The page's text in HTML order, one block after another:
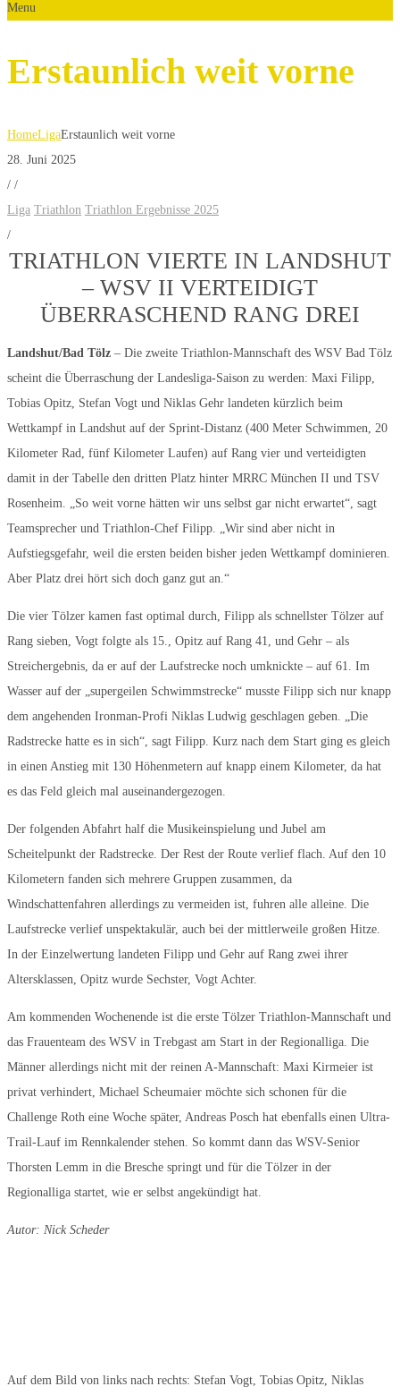
Menu
Erstaunlich weit vorne
HomeLigaErstaunlich weit vorne
28. Juni 2025
/ /
Liga Triathlon Triathlon Ergebnisse 2025
/
TRIATHLON VIERTE IN LANDSHUT
– WSV II VERTEIDIGT
ÜBERRASCHEND RANG DREI
Landshut/Bad Tölz – Die zweite Triathlon-Mannschaft des WSV Bad Tölz
scheint die Überraschung der Landesliga-Saison zu werden: Maxi Filipp,
Tobias Opitz, Stefan Vogt und Niklas Gehr landeten kürzlich beim
Wettkampf in Landshut auf der Sprint-Distanz (400 Meter Schwimmen, 20
Kilometer Rad, fünf Kilometer Laufen) auf Rang vier und verteidigten
damit in der Tabelle den dritten Platz hinter MRRC München II und TSV
Rosenheim. „So weit vorne hätten wir uns selbst gar nicht erwartet“, sagt
Teamsprecher und Triathlon-Chef Filipp. „Wir sind aber nicht in
Aufstiegsgefahr, weil die ersten beiden bisher jeden Wettkampf dominieren.
Aber Platz drei hört sich doch ganz gut an.“
Die vier Tölzer kamen fast optimal durch, Filipp als schnellster Tölzer auf
Rang sieben, Vogt folgte als 15., Opitz auf Rang 41, und Gehr – als
Streichergebnis, da er auf der Laufstrecke noch umknickte – auf 61. Im
Wasser auf der „supergeilen Schwimmstrecke“ musste Filipp sich nur knapp
dem angehenden Ironman-Profi Niklas Ludwig geschlagen geben. „Die
Radstrecke hatte es in sich“, sagt Filipp. Kurz nach dem Start ging es gleich
in einen Anstieg mit 130 Höhenmetern auf knapp einem Kilometer, da hat
es das Feld gleich mal auseinandergezogen.
Der folgenden Abfahrt half die Musikeinspielung und Jubel am
Scheitelpunkt der Radstrecke. Der Rest der Route verlief flach. Auf den 10
Kilometern fanden sich mehrere Gruppen zusammen, da
Windschattenfahren allerdings zu vermeiden ist, fuhren alle alleine. Die
Laufstrecke verlief unspektakulär, auch bei der mittlerweile großen Hitze.
In der Einzelwertung landeten Filipp und Gehr auf Rang zwei ihrer
Altersklassen, Opitz wurde Sechster, Vogt Achter.
Am kommenden Wochenende ist die erste Tölzer Triathlon-Mannschaft und
das Frauenteam des WSV in Trebgast am Start in der Regionalliga. Die
Männer allerdings nicht mit der reinen A-Mannschaft: Maxi Kirmeier ist
privat verhindert, Michael Scheumaier möchte sich schonen für die
Challenge Roth eine Woche später, Andreas Posch hat ebenfalls einen Ultra-
Trail-Lauf im Rennkalender stehen. So kommt dann das WSV-Senior
Thorsten Lemm in die Bresche springt und für die Tölzer in der
Regionalliga startet, wie er selbst angekündigt hat.
Autor: Nick Scheder
Auf dem Bild von links nach rechts: Stefan Vogt, Tobias Opitz, Niklas